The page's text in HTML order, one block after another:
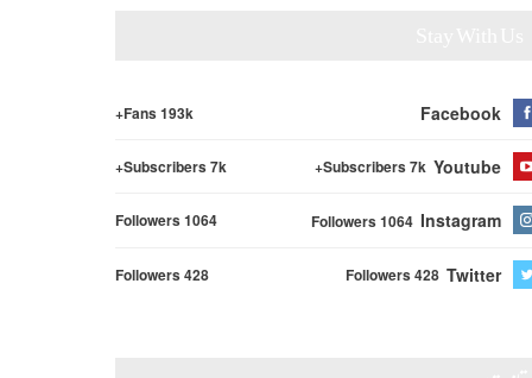
Facebook
Fans 193k+
Youtube
Subscribers 7k+
Subscribers 7k+
Instagram
Followers 1064
Followers 1064
Twitter
Followers 428
Followers 428